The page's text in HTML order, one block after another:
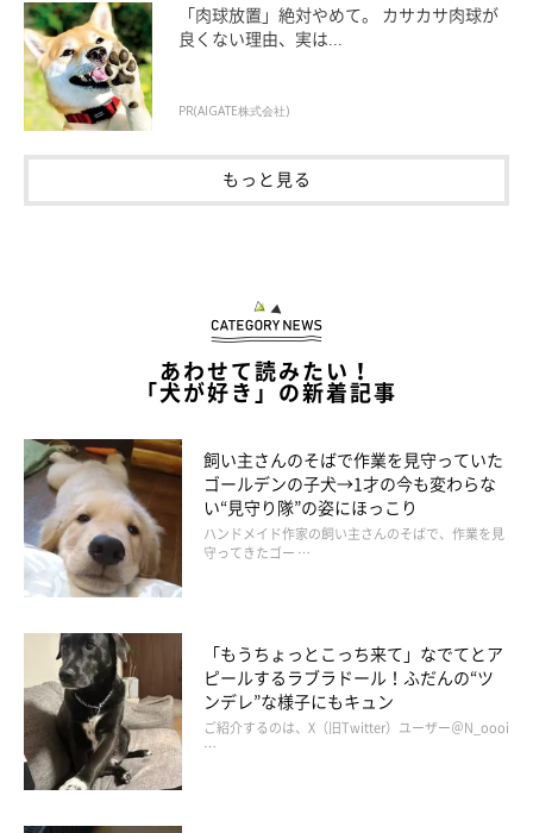
「肉球放置」絶対やめて。 カサカサ肉球が
良くない理由、実は...
PR(AIGATE株式会社)
もっと見る
あわせて読みたい！
「犬が好き」の新着記事
飼い主さんのそばで作業を見守っていた
ゴールデンの子犬→1才の今も変わらな
い“見守り隊”の姿にほっこり
ハンドメイド作家の飼い主さんのそばで、作業を見
守ってきたゴー …
「もうちょっとこっち来て」なでてとア
ピールするラブラドール！ふだんの“ツ
ンデレ”な様子にもキュン
ご紹介するのは、X（旧Twitter）ユーザー＠N_oooi
…